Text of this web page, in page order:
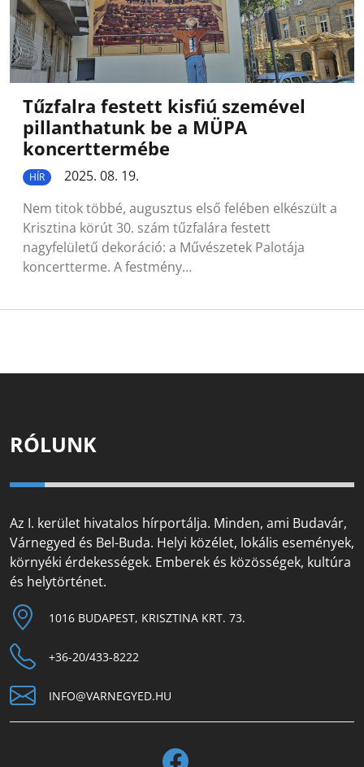
Tűzfalra festett kisfiú szemével
pillanthatunk be a MÜPA
koncerttermébe
HÍR
2025. 08. 19.
Nem titok többé, augusztus első felében elkészült a
Krisztina körút 30. szám tűzfalára festett
nagyfelületű dekoráció: a Művészetek Palotája
koncertterme. A festmény…
RÓLUNK
Az I. kerület hivatalos hírportálja. Minden, ami Budavár,
Várnegyed és Bel-Buda. Helyi közélet, lokális események,
környéki érdekességek. Emberek és közösségek, kultúra
és helytörténet.
1016 BUDAPEST, KRISZTINA KRT. 73.
+36-20/433-8222
INFO@VARNEGYED.HU